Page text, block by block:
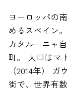
ヨーロッパの
めるスペイン
カタルーニャ
町。 人口はマ
（2014年）
街で、世界有